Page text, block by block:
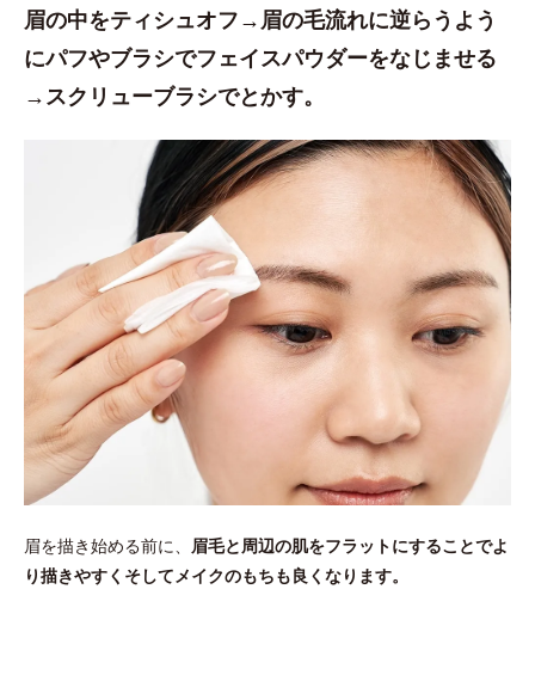
眉の中をティシュオフ→眉の毛流れに逆らうよう
にパフやブラシでフェイスパウダーをなじませる
→スクリューブラシでとかす。
眉を描き始める前に、 眉毛と周辺の肌をフラットにすることでよ
り描きやすくそしてメイクのもちも良くなります。